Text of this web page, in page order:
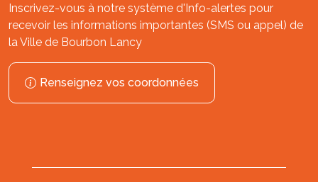
Inscrivez-vous à notre système d'Info-alertes pour
recevoir les informations importantes (SMS ou appel) de
la Ville de Bourbon Lancy
Renseignez vos coordonnées